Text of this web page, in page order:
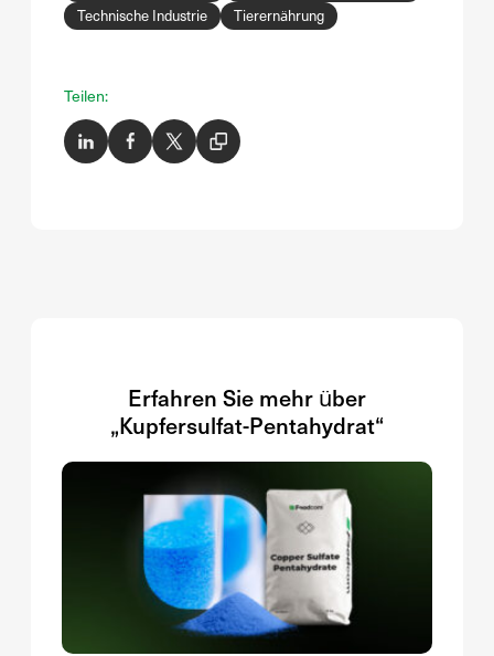
Technische Industrie
Tierernährung
Teilen:
Erfahren Sie mehr über
„Kupfersulfat-Pentahydrat“